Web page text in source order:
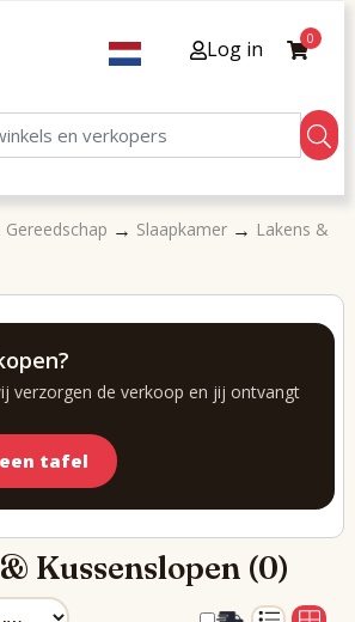
Log in 0
→ Slaapkamer → Lakens &
verzorgen de verkoop en jij ontvangt
tafel
Kussenslopen (0)